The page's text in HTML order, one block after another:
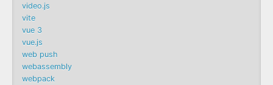
video.js
vite
vue 3
vue.js
web push
webassembly
webpack